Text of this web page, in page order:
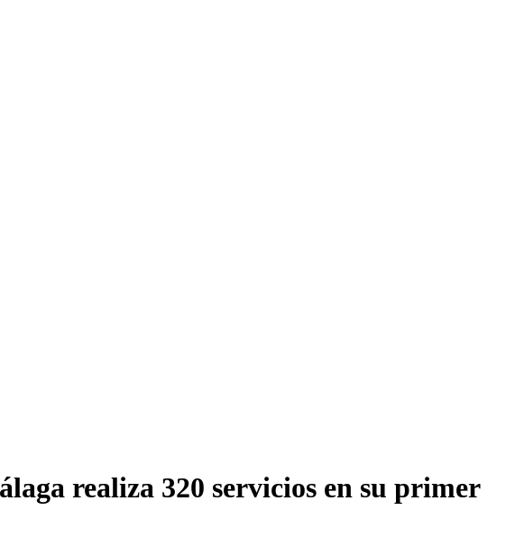
realiza 320 servicios en su primer